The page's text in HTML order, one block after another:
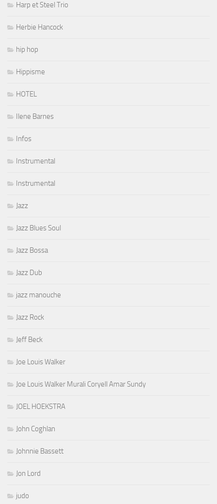
Harp et Steel Trio
Herbie Hancock
hip hop
Hippisme
HOTEL
Ilene Barnes
Infos
Instrumental
Instrumental
Jazz
Jazz Blues Soul
Jazz Bossa
Jazz Dub
jazz manouche
Jazz Rock
Jeff Beck
Joe Louis Walker
Joe Louis Walker Murali Coryell Amar Sundy
JOEL HOEKSTRA
John Coghlan
Johnnie Bassett
Jon Lord
judo